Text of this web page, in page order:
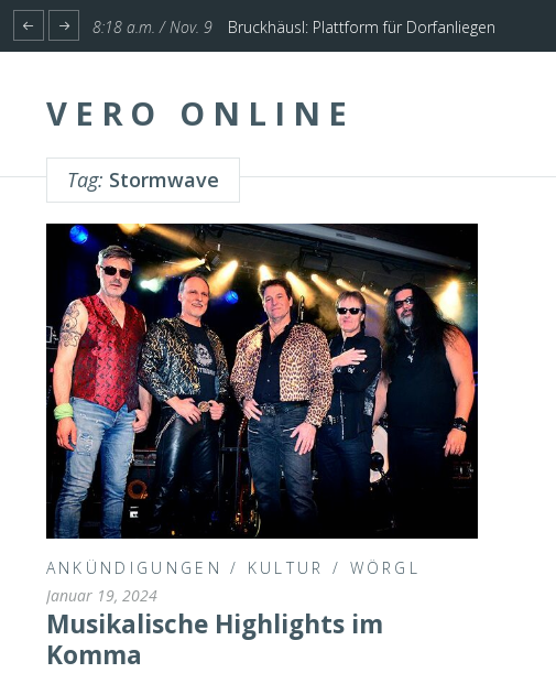
1:17 p.m. / Nov. 4 Start für Planung Hochwasserschutz Unterinntal
VERO ONLINE
Tag: Stormwave
ANKÜNDIGUNGEN / KULTUR / WÖRGL
Januar 19, 2024
Musikalische Highlights im
Komma